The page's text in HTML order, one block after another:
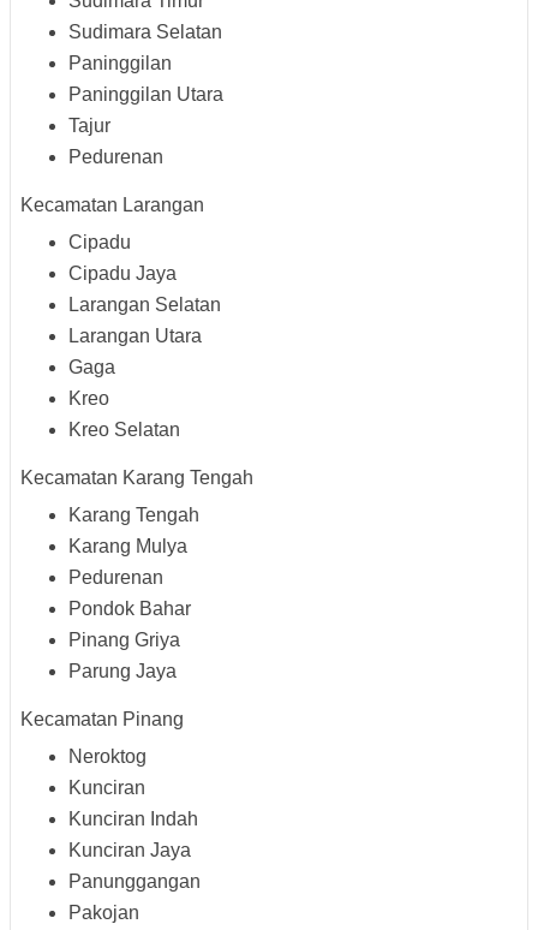
Sudimara Selatan
Paninggilan
Paninggilan Utara
Tajur
Pedurenan
Kecamatan Larangan
Cipadu
Cipadu Jaya
Larangan Selatan
Larangan Utara
Gaga
Kreo
Kreo Selatan
Kecamatan Karang Tengah
Karang Tengah
Karang Mulya
Pedurenan
Pondok Bahar
Pinang Griya
Parung Jaya
Kecamatan Pinang
Neroktog
Kunciran
Kunciran Indah
Kunciran Jaya
Panunggangan
Pakojan